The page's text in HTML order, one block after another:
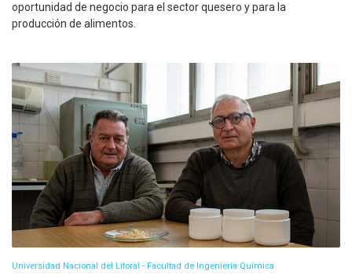
oportunidad de negocio para el sector quesero y para la
producción de alimentos.
Universidad Nacional del Litoral - Facultad de Ingeniería Química